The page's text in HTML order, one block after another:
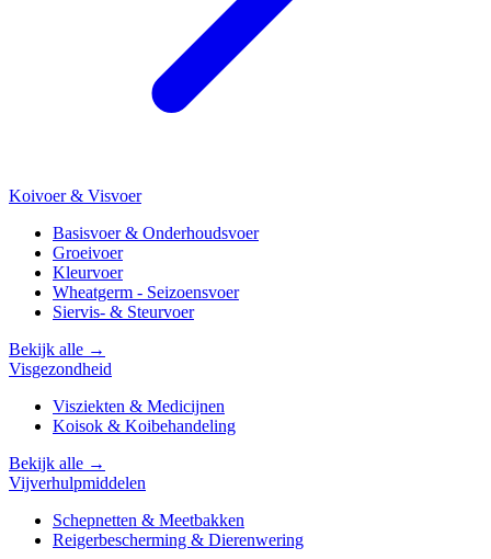
Koivoer & Visvoer
Basisvoer & Onderhoudsvoer
Groeivoer
Kleurvoer
Wheatgerm - Seizoensvoer
Siervis- & Steurvoer
Bekijk alle →
Visgezondheid
Visziekten & Medicijnen
Koisok & Koibehandeling
Bekijk alle →
Vijverhulpmiddelen
Schepnetten & Meetbakken
Reigerbescherming & Dierenwering